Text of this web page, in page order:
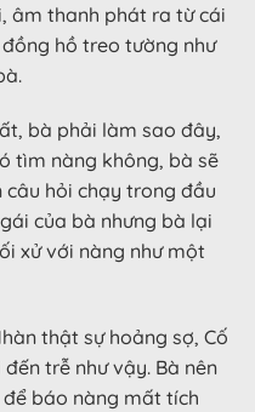
âm thanh phát ra từ cái
hồ treo tường như
bà phải làm sao đây,
tìm nàng không, bà sẽ
hỏi chạy trong đầu
của bà nhưng bà lại
xử với nàng như một
thật sự hoảng sợ, Cố
trễ như vậy. Bà nên
báo nàng mất tích